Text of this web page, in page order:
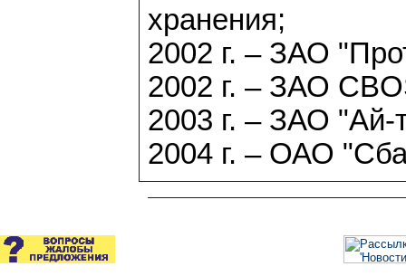
хранения;
2002 г. – ЗАО
2002 г. – ЗАО
2003 г. – ЗАО "Ай-
2004 г. – ОАО